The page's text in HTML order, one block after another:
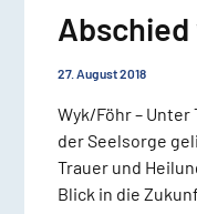
Abschied
27. August 2018
Wyk/Föhr – Unter
der Seelsorge
Trauer und
Blick in die